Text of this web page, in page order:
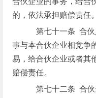
的，依法承担赔偿责任。
第七十一条 合伙
事与本合伙企业相竞争
易，给合伙企业或者其
赔偿责任。
第七十二条 合伙